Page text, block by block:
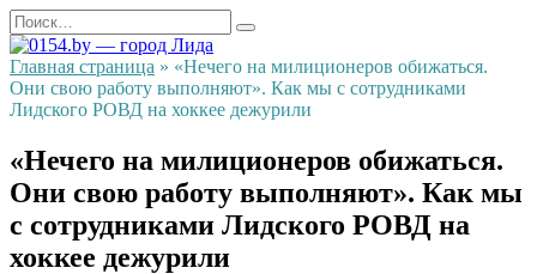
Перейти
к
содержанию
Search
for:
Главная страница » «Нечего на милиционеров обижаться.
Они свою работу выполняют». Как мы с сотрудниками
Лидского РОВД на хоккее дежурили
«Нечего на милиционеров обижаться.
Они свою работу выполняют». Как мы
с сотрудниками Лидского РОВД на
хоккее дежурили